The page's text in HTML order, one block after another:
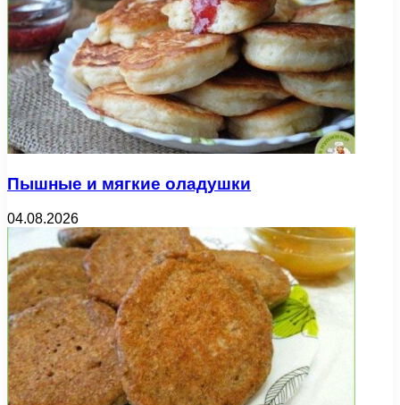
Пышные и мягкие оладушки
04.08.2026